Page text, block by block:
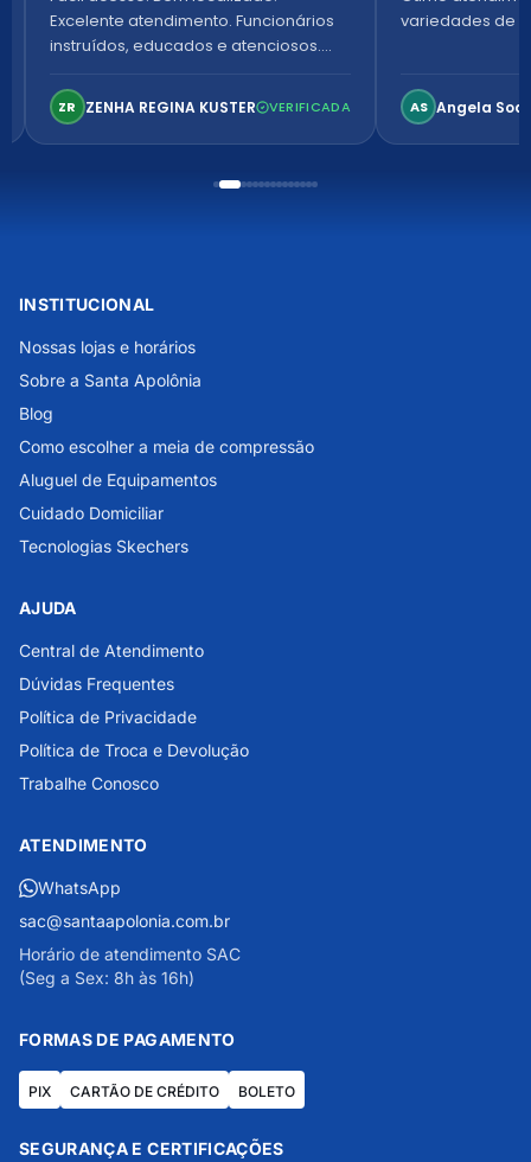
Excelente atendimento. Funcionários
instruídos, educados e atenciosos.
confortável. Perfeito!
ZR ZENHA REGINA KUSTER VERIFICADA
variedades de
AS Angela
INSTITUCIONAL
Nossas lojas e horários
Sobre a Santa Apolônia
Blog
Como escolher a meia de compressão
Aluguel de Equipamentos
Cuidado Domiciliar
Tecnologias Skechers
AJUDA
Central de Atendimento
Dúvidas Frequentes
Política de Privacidade
Política de Troca e Devolução
Trabalhe Conosco
ATENDIMENTO
WhatsApp
sac@santaapolonia.com.br
Horário de atendimento SAC
(Seg a Sex: 8h às 16h)
FORMAS DE PAGAMENTO
PIX CARTÃO DE CRÉDITO BOLETO
SEGURANÇA E CERTIFICAÇÕES